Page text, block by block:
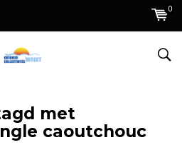
0
met
caoutchouc